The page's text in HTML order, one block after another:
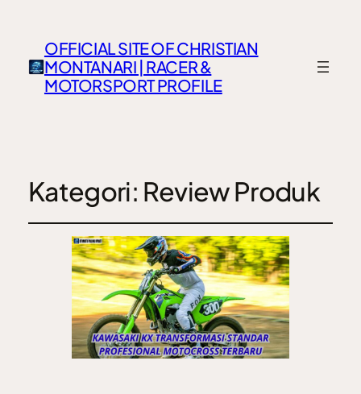
OFFICIAL SITE OF CHRISTIAN
MONTANARI | RACER &
MOTORSPORT PROFILE
Kategori: Review Produk